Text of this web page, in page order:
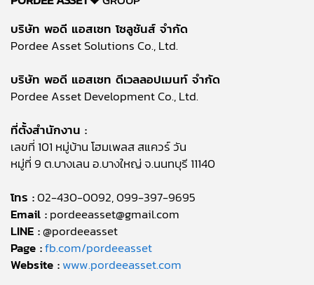
บริษัท พอดี แอสเซท โซลูชันส์ จำกัด
Pordee Asset Solutions Co., Ltd.
บริษัท พอดี แอสเซท ดีเวลลอปเมนท์ จำกัด
Pordee Asset Development Co., Ltd.
ที่ตั้งสำนักงาน :
เลขที่ 101 หมู่บ้าน โฮมเพลส สแควร์ วัน
หมู่ที่ 9 ต.บางเลน อ.บางใหญ่ จ.นนทบุรี 11140
โทร :02-430-0092, 099-397-9695
Email :pordeeasset@gmail.com
LINE :@pordeeasset
Page :fb.com/pordeeasset
Website :www.pordeeasset.com